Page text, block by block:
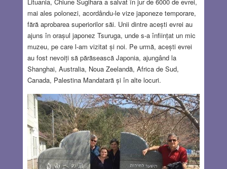
mai ales polonezi, acordându-le vize japoneze temporare,
fără aprobarea superiorilor săi. Unii dintre acești evrei au
ajuns în orașul japonez Tsuruga, unde s-a înființat un mic
muzeu, pe care l-am vizitat și noi. Pe urmă, acești evrei
au fost nevoiți să părăsească Japonia, ajungând la
Shanghai, Australia, Noua Zeelandă, Africa de Sud,
Canada, Palestina Mandatară și în alte locuri.